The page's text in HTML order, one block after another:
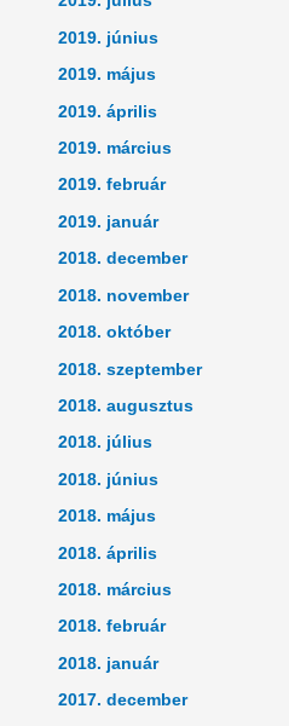
2019. június
2019. május
2019. április
2019. március
2019. február
2019. január
2018. december
2018. november
2018. október
2018. szeptember
2018. augusztus
2018. július
2018. június
2018. május
2018. április
2018. március
2018. február
2018. január
2017. december